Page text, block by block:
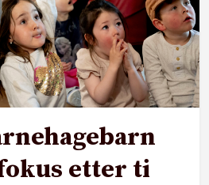
etter ti